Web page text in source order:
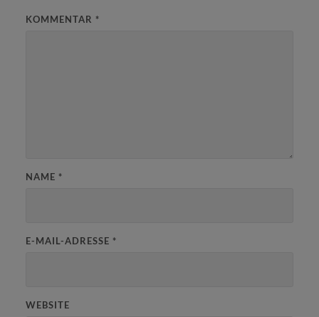
KOMMENTAR *
NAME *
E-MAIL-ADRESSE *
WEBSITE